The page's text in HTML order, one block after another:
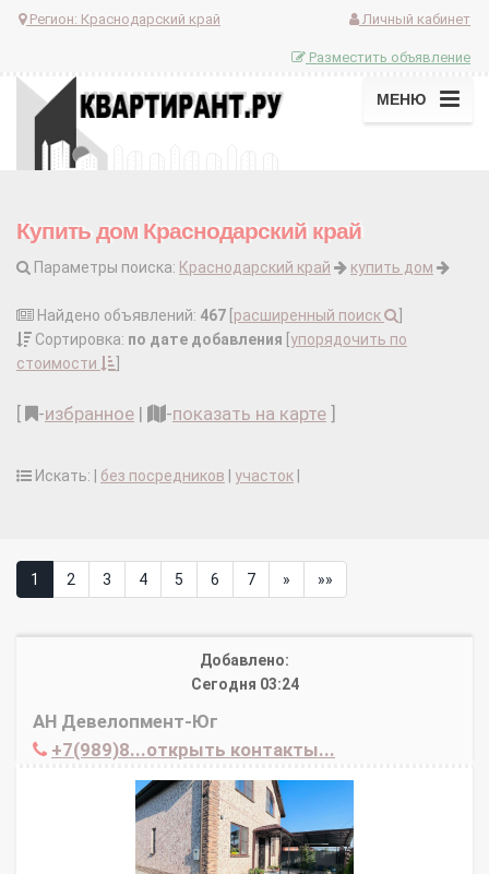
Регион: Краснодарский край Личный кабинет
Разместить объявление
МЕНЮ
Купить дом Краснодарский край
Параметры поиска: Краснодарский край купить дом
Найдено объявлений: 467 расширенный поиск
Сортировка: по дате добавления упорядочить по
стоимости
-избранное | -показать на карте
Искать: | без посредников участок
1 2 3 4 5 6 7 » »»
Добавлено:
Сегодня 03:24
АН Девелопмент-Юг
+7(989)8...открыть контакты...